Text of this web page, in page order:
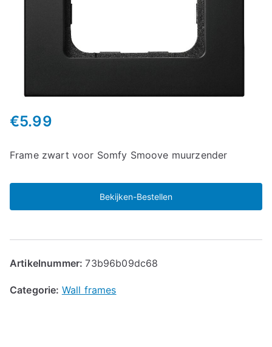
€5.99
Frame zwart voor Somfy Smoove muurzender
Bekijken-Bestellen
Artikelnummer:73b96b09dc68
Categorie: Wall frames